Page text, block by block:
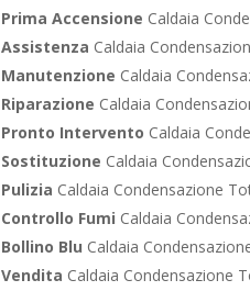
Prima Accensione Caldaia
Assistenza Caldaia
Manutenzione Caldaia
Riparazione Caldaia
Pronto Intervento Caldaia
Sostituzione Caldaia
Pulizia Caldaia Condensazione
Controllo Fumi Caldaia
Bollino Blu Caldaia
Vendita Caldaia Condensazione